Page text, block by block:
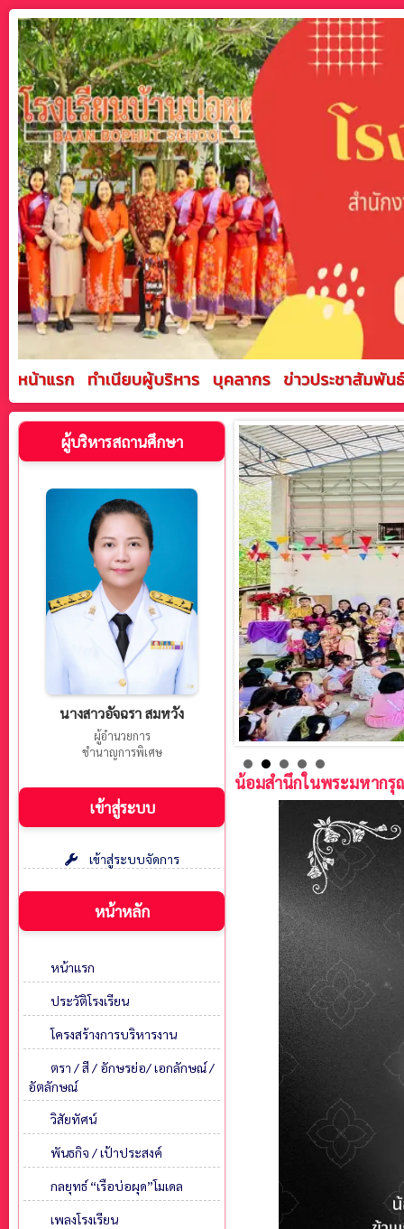
ผู้บริหารสถานศึกษา
นางสาวอัจฉรา สมหวัง
ผู้อำนวยการ
ชำนาญการพิเศษ
เข้าสู่ระบบ
เข้าสู่ระบบจัดการ
หน้าหลัก
หน้าแรก
ประวัติโรงเรียน
โครงสร้างการบริหารงาน
ตรา / สี / อักษรย่อ/ เอกลักษณ์ /
อัตลักษณ์
วิสัยทัศน์
พันธกิจ / เป้าประสงค์
กลยุทธ์ “เรือบ่อผุด”โมเดล
เพลงโรงเรียน
น้อมสำนึกในพระมหาก